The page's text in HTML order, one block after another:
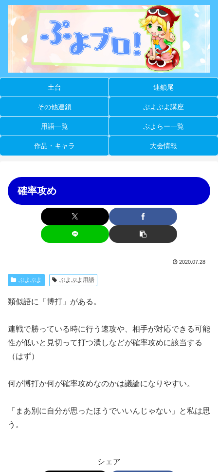
土台 連鎖尾
その他連鎖 ぷよぷよ講座
用語一覧 ぷよらー一覧
作品・キャラ 大会情報
確率攻め
2020.07.28
ぷよぷよ ぷよぷよ用語
類似語に「博打」がある。
連戦で勝っている時に行う速攻や、相手が対応できる可能
性が低いと見切って打つ潰しなどが確率攻めに該当する
（はず）
何が博打か何が確率攻めなのかは議論になりやすい。
「まあ別に自分が思ったほうでいいんじゃない」と私は思
う。
シェア